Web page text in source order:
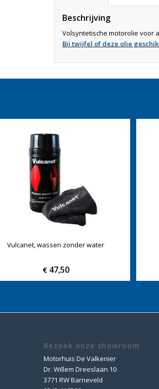
Beschrijving
Volsyntetische motorolie voor
Bij twijfel of deze olie
Vulcanet, wassen zonder water
€47,50
Bezoek onze showroom
Motorhuis De Valkenier
Dr. Willem Dreeslaan 10
3771 RW Barneveld